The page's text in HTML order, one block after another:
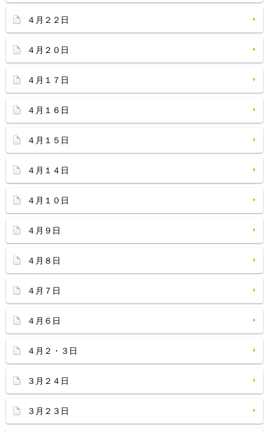
４月２２日
４月２０日
４月１７日
４月１６日
４月１５日
４月１４日
４月１０日
４月９日
４月８日
４月７日
４月６日
４月２・３日
３月２４日
３月２３日